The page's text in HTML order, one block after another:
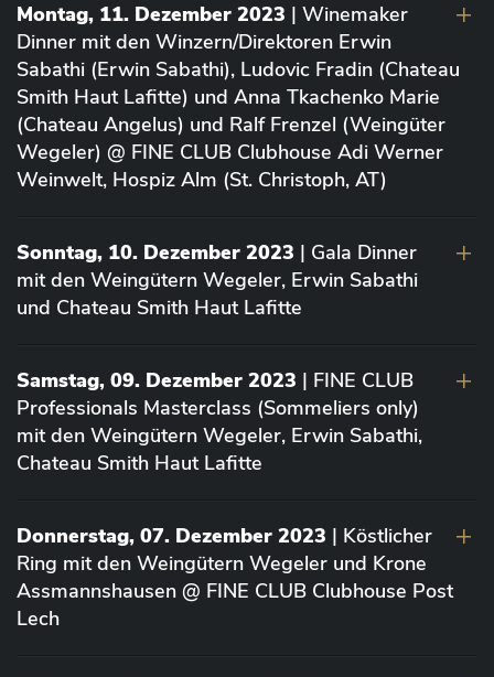
Montag, 11. Dezember 2023 | Winemaker
Dinner mit den Winzern/Direktoren Erwin
Sabathi (Erwin Sabathi), Ludovic Fradin (Chateau
Smith Haut Lafitte) und Anna Tkachenko Marie
(Chateau Angelus) und Ralf Frenzel (Weingüter
Wegeler) @ FINE CLUB Clubhouse Adi Werner
Weinwelt, Hospiz Alm (St. Christoph, AT)
Sonntag, 10. Dezember 2023 | Gala Dinner
mit den Weingütern Wegeler, Erwin Sabathi
und Chateau Smith Haut Lafitte
Samstag, 09. Dezember 2023 | FINE CLUB
Professionals Masterclass (Sommeliers only)
mit den Weingütern Wegeler, Erwin Sabathi,
Chateau Smith Haut Lafitte
Donnerstag, 07. Dezember 2023 | Köstlicher
Ring mit den Weingütern Wegeler und Krone
Assmannshausen @ FINE CLUB Clubhouse Post
Lech